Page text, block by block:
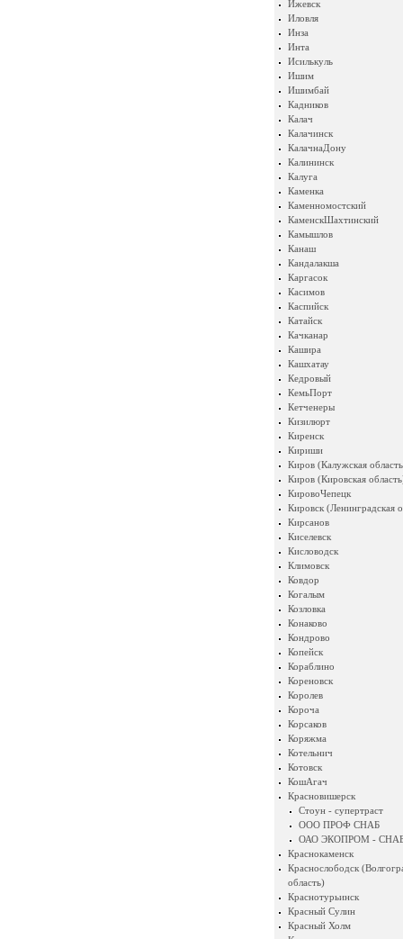
Ижевск
Иловля
Инза
Инта
Исилькуль
Ишим
Ишимбай
Кадников
Калач
Калачинск
КалачнаДону
Калининск
Калуга
Каменка
Каменномостский
КаменскШахтинский
Камышлов
Канаш
Кандалакша
Каргасок
Касимов
Каспийск
Катайск
Качканар
Кашира
Кашхатау
Кедровый
КемьПорт
Кетченеры
Кизилюрт
Киренск
Кириши
Киров (Калужская
Киров (Кировская
КировоЧепецк
Кировск (Ленинградская
Кирсанов
Киселевск
Кисловодск
Климовск
Ковдор
Когалым
Козловка
Конаково
Кондрово
Копейск
Кораблино
Кореновск
Королев
Короча
Корсаков
Коряжма
Котельнич
Котовск
КошАгач
Красновишерск
Стоун - супертраст
ООО ПРОФ СНАБ
ОАО ЭКОПРОМ -
Краснокаменск
Краснослободск
область)
Краснотурьинск
Красный Сулин
Красный Холм